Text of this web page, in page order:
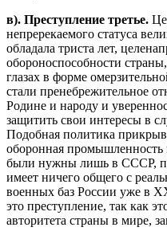
в). Преступление третье.
непререкаемого статуса
обладала триста лет,
обороноспособности
глазах в форме
стали пренебрежительное
Родине и народу и
защитить свои интересы в
Подобная политика
оборонная
были нужны лишь в СССР,
имеет ничего общего с
военных баз России уже в
это преступление, так как
авторитета страны в мире,